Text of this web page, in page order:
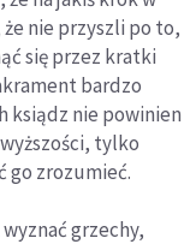
nie przyszli po to,
się przez kratki
bardzo
ksiądz nie powinien
tylko
go zrozumieć.
grzechy,